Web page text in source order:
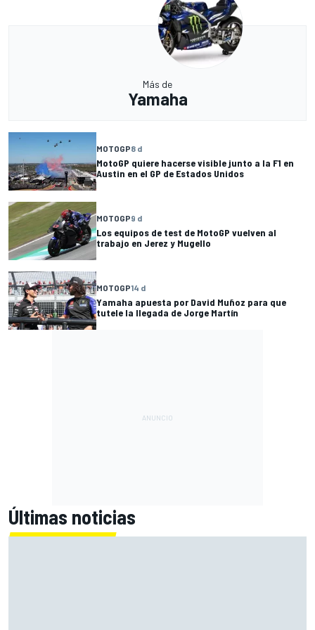
Más de
Yamaha
MOTOGP8 d
MotoGP quiere hacerse visible junto a la F1 en
Austin en el GP de Estados Unidos
MOTOGP9 d
Los equipos de test de MotoGP vuelven al
trabajo en Jerez y Mugello
MOTOGP14 d
Yamaha apuesta por David Muñoz para que
tutele la llegada de Jorge Martín
Últimas noticias